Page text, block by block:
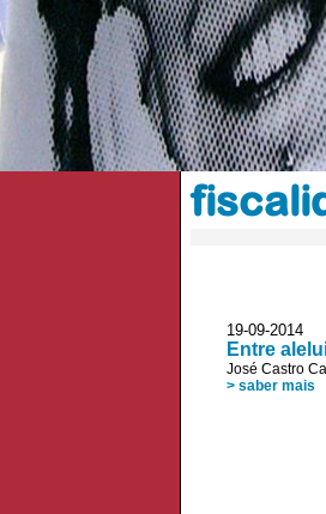
19-09-
Entre
José Castro
> saber mais